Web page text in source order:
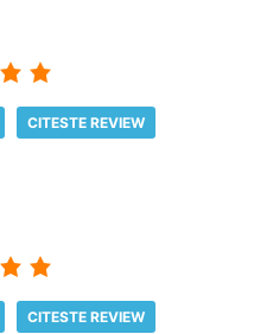
CITESTE REVIEW
CITESTE REVIEW